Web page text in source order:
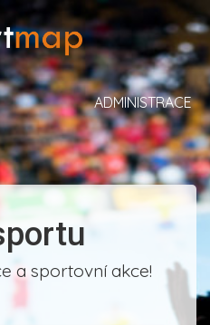
ADMINISTRACE
a sportovní akce!